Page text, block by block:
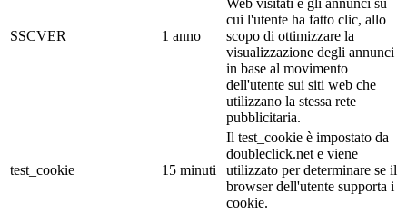
SSCVER 1 anno
cui l'utente ha fatto clic, allo
scopo di ottimizzare la
visualizzazione degli annunci
in base al movimento
dell'utente sui siti web che
utilizzano la stessa rete
pubblicitaria.
test_cookie 15 minuti
Il test_cookie è impostato da
doubleclick.net e viene
utilizzato per determinare se il
browser dell'utente supporta i
cookie.